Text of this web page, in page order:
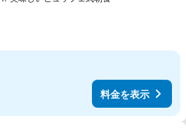
料金を表示